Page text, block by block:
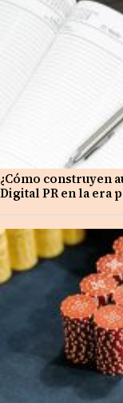
¿Cómo construyen
Digital PR en la era